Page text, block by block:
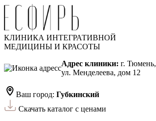
КЛИНИКА ИНТЕГРАТИВНОЙ
МЕДИЦИНЫ И КРАСОТЫ
Адрес клиники: г. Тюмень,
ул. Менделеева, дом 12
Ваш город: Губкинский
Скачать каталог с ценами